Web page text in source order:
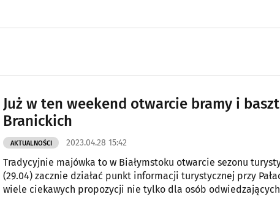
Już w ten weekend otwarcie bramy i baszt
Branickich
AKTUALNOŚCI 2023.04.28 15:42
Tradycyjnie majówka to w Białymstoku otwarcie sezonu
(29.04) zacznie działać punkt informacji turystycznej przy
wiele ciekawych propozycji nie tylko dla osób